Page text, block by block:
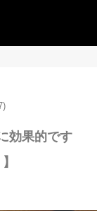
効果的です